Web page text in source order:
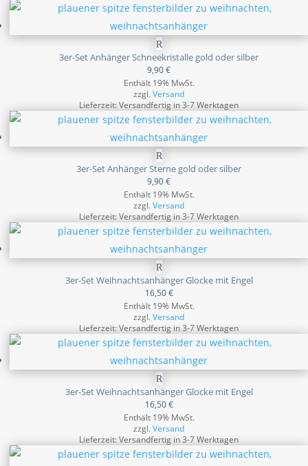
3er-Set Anhänger Schneekristalle gold oder silber
9,90€
Enthält 19% MwSt.
zzgl.Versand
Lieferzeit: Versandfertig in 3-7 Werktagen
3er-Set Anhänger Sterne gold oder silber
9,90€
Enthält 19% MwSt.
zzgl.Versand
Lieferzeit: Versandfertig in 3-7 Werktagen
3er-Set Weihnachtsanhänger Glocke mit Engel
16,50€
Enthält 19% MwSt.
zzgl.Versand
Lieferzeit: Versandfertig in 3-7 Werktagen
3er-Set Weihnachtsanhänger Glocke mit Engel
16,50€
Enthält 19% MwSt.
zzgl.Versand
Lieferzeit: Versandfertig in 3-7 Werktagen